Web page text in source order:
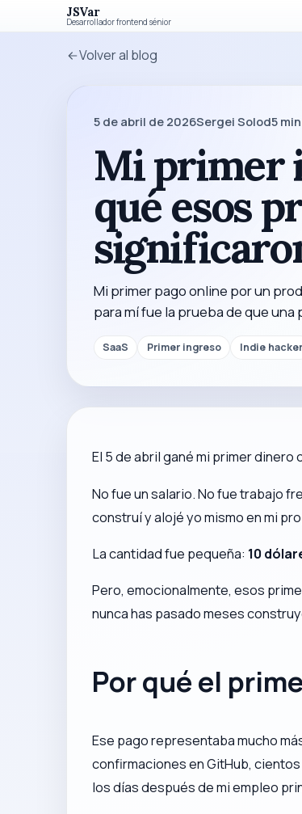
JSVar
Desarrollador frontend sénior
Volver al blog
5 de abril de 2026Sergei Solod5
Mi primer
qué esos
Mi primer pago online por un
para mí fue la prueba de que una
SaaS Primer ingreso Indie hacker
El 5 de abril gané mi primer dinero
No fue un salario. No fue trabajo
construí y alojé yo mismo en mi
La cantidad fue pequeña: 10
Pero, emocionalmente, esos
nunca has pasado meses
Por qué el
Ese pago representaba mucho
confirmaciones en GitHub,
los días después de mi empleo